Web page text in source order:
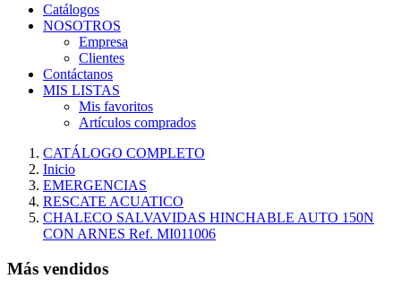
Catálogos
NOSOTROS
Empresa
Clientes
Contáctanos
MIS LISTAS
Mis favoritos
Artículos comprados
CATÁLOGO COMPLETO
Inicio
EMERGENCIAS
RESCATE ACUATICO
CHALECO SALVAVIDAS HINCHABLE AUTO 150N
CON ARNES Ref. MI011006
Más vendidos